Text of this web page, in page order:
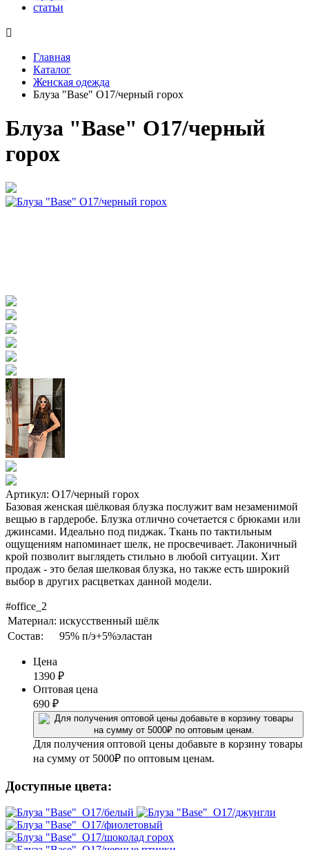
статьи

Главная
Каталог
Женская одежда
Блуза "Base" О17/черный горох
Блуза "Base" О17/черный
горох
Артикул: О17/черный горох
Базовая женская шёлковая блузка послужит вам незаменимой
вещью в гардеробе. Блузка отлично сочетается с брюками или
джинсами. Идеально под пиджак. Ткань по тактильным
ощущениям напоминает шелк, не просвечивает. Лаконичный
крой позволит выглядеть стильно в любой ситуации. Хит
продаж - это белая шелковая блузка, но также есть широкий
выбор в других расцветках данной модели.
#office_2
Материал: искусственный шёлк
Состав:
95% п/э+5%эластан
Цена
1390 ₽
Оптовая цена
690 ₽
Для получения оптовой цены добавьте в корзину товары
на сумму от 5000₽ по оптовым ценам.
Доступные цвета: